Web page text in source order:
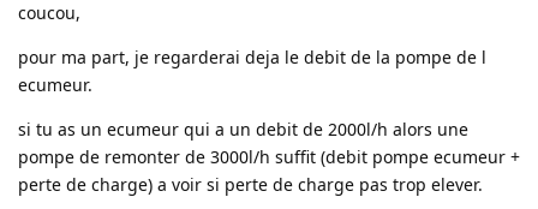
coucou,
pour ma part, je regarderai deja le debit de la pompe de l
ecumeur.
si tu as un ecumeur qui a un debit de 2000l/h alors une
pompe de remonter de 3000l/h suffit (debit pompe ecumeur +
perte de charge) a voir si perte de charge pas trop elever.